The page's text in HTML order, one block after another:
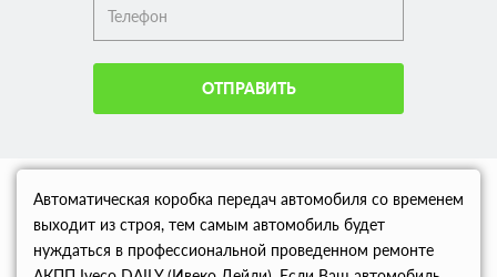
ОТПРАВИТЬ
Автоматическая коробка передач автомобиля со временем
выходит из строя, тем самым автомобиль будет
нуждаться в профессиональной проведенном ремонте